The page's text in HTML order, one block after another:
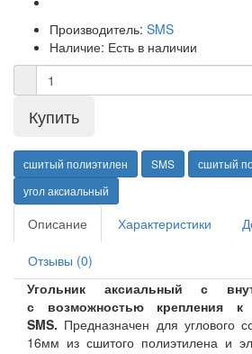
Производитель: SMS
Наличие: Есть в наличии
сшитый полиэтилен SMS
сшитый
угол аксиальный
Описание Характеристики
Отзывы (0)
Угольник аксиальный с
с возможностью крепления к
SMS. Предназначен для углового
16мм из сшитого полиэтилена и